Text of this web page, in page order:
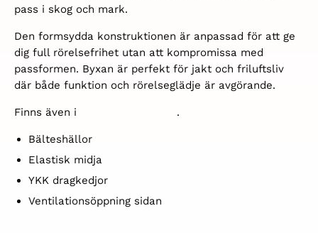
pass i skog och mark.
Den formsydda konstruktionen är anpassad för att ge
dig full rörelsefrihet utan att kompromissa med
passformen. Byxan är perfekt för jakt och friluftsliv
där både funktion och rörelseglädje är avgörande.
Finns även i .
Bälteshällor
Elastisk midja
YKK dragkedjor
Ventilationsöppning sidan